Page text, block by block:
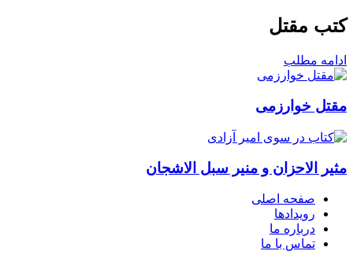
کتب مقتل
ادامه مطلب
مقتل خوارزمی
مثیر الاحزان و منیر سبل الاشجان
صفحه اصلی
رویدادها
درباره ما
تماس با ما